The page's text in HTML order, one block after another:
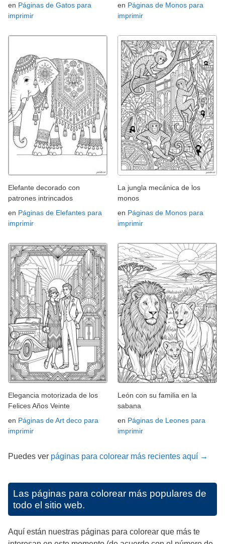
en Páginas de Gatos para
imprimir
en Páginas de Monos para
imprimir
Elefante decorado con
patrones intrincados
en Páginas de Elefantes para
imprimir
La jungla mecánica de los
monos
en Páginas de Monos para
imprimir
Elegancia motorizada de los
Felices Años Veinte
en Páginas de Art deco para
imprimir
León con su familia en la
sabana
en Páginas de Leones para
imprimir
Puedes ver páginas para colorear más recientes aquí →
Las páginas para colorear más populares de
todo el sitio web.
Aquí están nuestras páginas para colorear que más te